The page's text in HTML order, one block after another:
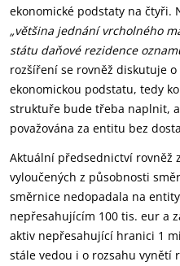
ekonomické podstaty na čtyři.
„většina jednání vrcholného
státu daňové rezidence
rozšíření se rovněž diskutuje
ekonomickou podstatu, tedy
struktuře bude třeba naplnit,
považována za entitu bez
Aktuální předsednictví rovněž
vyloučených z působnosti
směrnice nedopadala na
nepřesahujícím 100 tis. eur a
aktiv nepřesahující hranici 1
stále vedou i o rozsahu vynětí